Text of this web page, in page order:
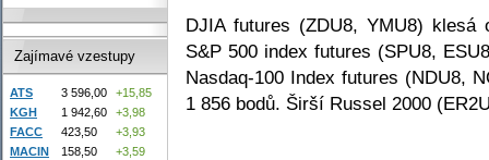
DJIA futures (ZDU8, YMU8)
S&P 500 index futures (SPU8,
Nasdaq-100 Index futures (NDU8,
1 856 bodů. Širší Russel 2000
Zajímavé vzestupy
ATS 3 596,00
+15,85
KGH
1 942,60
+3,98
FACC
423,50
+3,93
MACIN
158,50
+3,59